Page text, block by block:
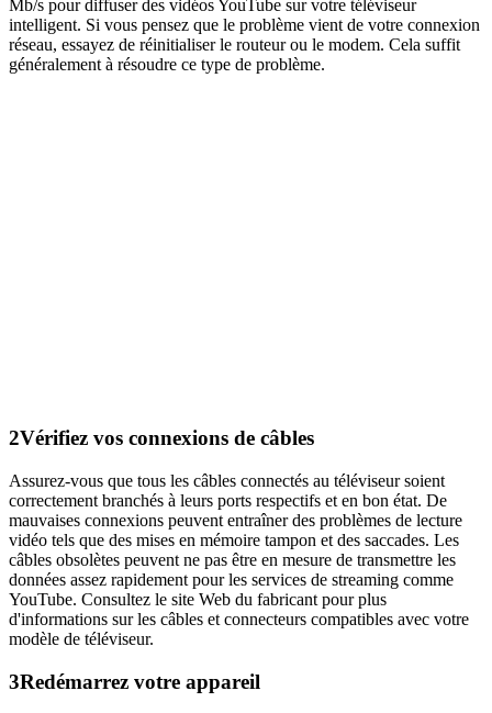
Mb/s pour diffuser des vidéos YouTube sur votre téléviseur
intelligent. Si vous pensez que le problème vient de votre connexion
réseau, essayez de réinitialiser le routeur ou le modem. Cela suffit
généralement à résoudre ce type de problème.
2Vérifiez vos connexions de câbles
Assurez-vous que tous les câbles connectés au téléviseur soient
correctement branchés à leurs ports respectifs et en bon état. De
mauvaises connexions peuvent entraîner des problèmes de lecture
vidéo tels que des mises en mémoire tampon et des saccades. Les
câbles obsolètes peuvent ne pas être en mesure de transmettre les
données assez rapidement pour les services de streaming comme
YouTube. Consultez le site Web du fabricant pour plus
d'informations sur les câbles et connecteurs compatibles avec votre
modèle de téléviseur.
3Redémarrez votre appareil